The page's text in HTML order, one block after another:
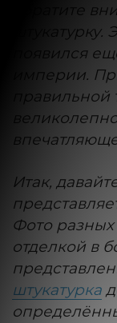
обратите
появился
империи.
правильной
Итак,
Фото
отделкой в
штукатурка